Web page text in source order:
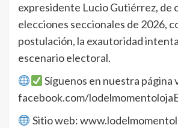
expresidente Lucio Gutiérrez, de
elecciones seccionales de 2026,
postulación, la exautoridad
escenario electoral.
Síguenos en nuestra página
facebook.com/
Sitio web: